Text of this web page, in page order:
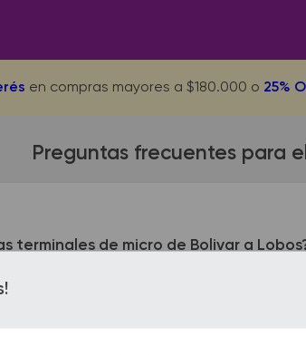
en compras mayores a $180.000 o 25%
Preguntas frecuentes para
terminales de micro de Bolivar a
de Bolivar queda ubicada en Fabres
y Avenida Heroes de Malvinas. En las
que te facilitarán la partida y el